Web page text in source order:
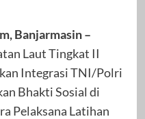
Banjarmasin –
Laut Tingkat II
Integrasi TNI/Polri
Bhakti Sosial di
Pelaksana Latihan